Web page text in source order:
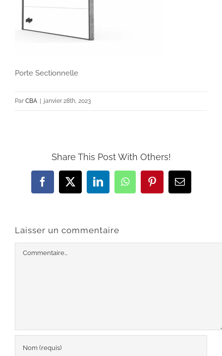
Porte Sectionnelle
Par CBA | janvier 28th, 2023
Share This Post With Others!
Facebook
X LinkedInWhatsAppPinterestEmail
Laisser un commentaire
Commentaire